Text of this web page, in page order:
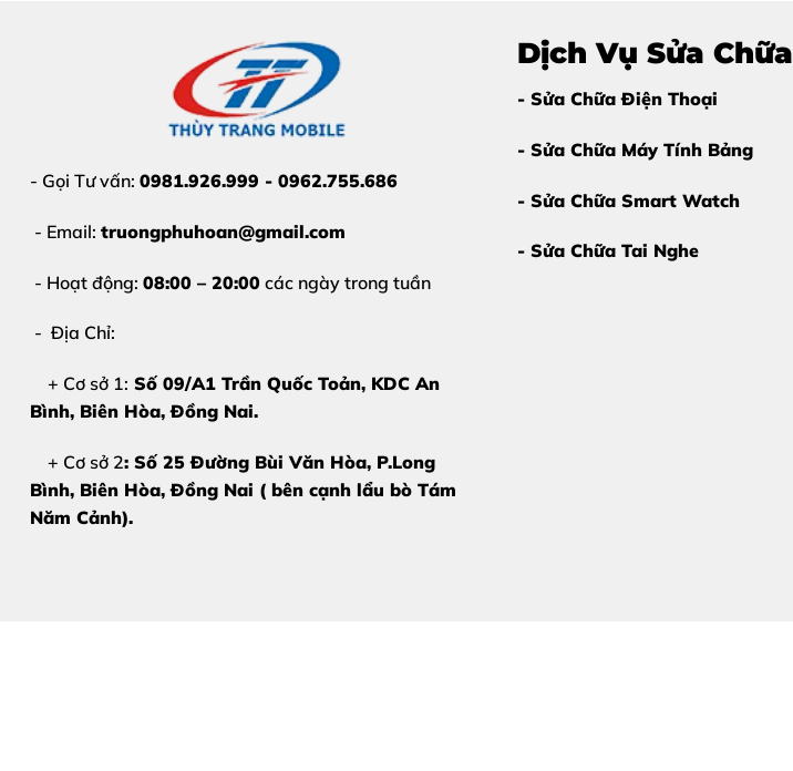
- Gọi Tư vấn: 0981.926.999 - 0962.755.686
- Email: truongphuhoan@gmail.com
- Hoạt động: 08:00 – 20:00 các ngày trong tuần
- Địa Chỉ:
+ Cơ sở 1: Số 09/A1 Trần Quốc Toản, KDC An
Bình, Biên Hòa, Đồng Nai.
+ Cơ sở 2: Số 25 Đường Bùi Văn Hòa, P.Long
Bình, Biên Hòa, Đồng Nai ( bên cạnh lẩu bò Tám
Năm Cảnh).
Dịch Vụ Sửa Chữa
- Sửa Chữa Điện Thoại
- Sửa Chữa Máy Tính Bảng
- Sửa Chữa Smart Watch
- Sửa Chữa Tai Nghe